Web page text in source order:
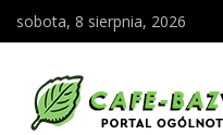
sobota, 8 sierpnia, 2026